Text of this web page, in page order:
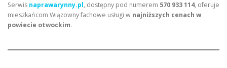
Serwis naprawarynny.pl, dostępny pod numerem 570 933 114, oferuje
mieszkańcom Wiązowny fachowe usługi w najniższych cenach w
powiecie otwockim.